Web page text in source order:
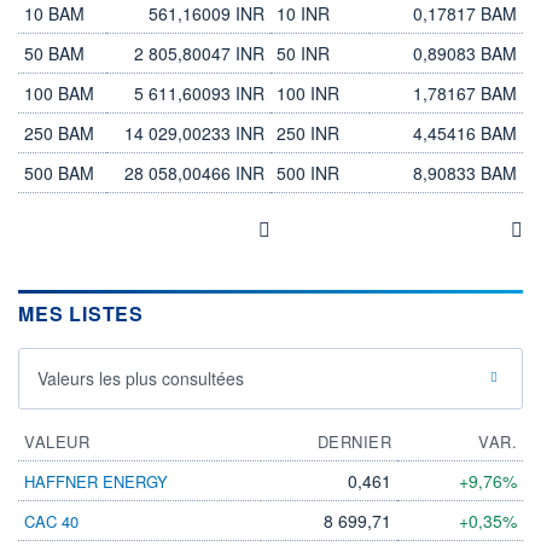
10 BAM
561,16009 INR
50 BAM
2 805,80047 INR
100 BAM
5 611,60093 INR
250 BAM
14 029,00233 INR
500 BAM
28 058,00466 INR
10 INR
0,17817 BAM
50 INR
0,89083 BAM
100 INR
1,78167 BAM
250 INR
4,45416 BAM
500 INR
8,90833 BAM
MES LISTES
Valeurs les plus consultées
VALEUR DERNIER
VAR.
HAFFNER ENERGY
0,461 +9,76%
CAC 40 8 699,71 +0,35%